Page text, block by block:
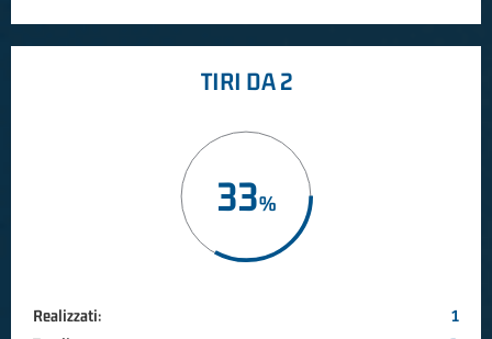
TIRI DA 2
33
Realizzati:
1